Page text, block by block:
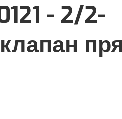
- 2/2-